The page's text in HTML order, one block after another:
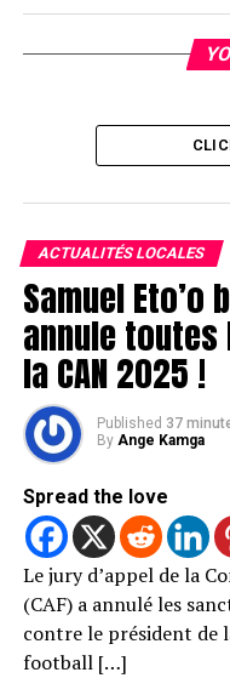
ACTUALITÉS LOCALES
Samuel Eto’o
annule
la CAN 2025 !
Published 37
By Ange Kamga
Spread the love
Le jury d’appel de la
(CAF) a annulé les
contre le président de
football […]